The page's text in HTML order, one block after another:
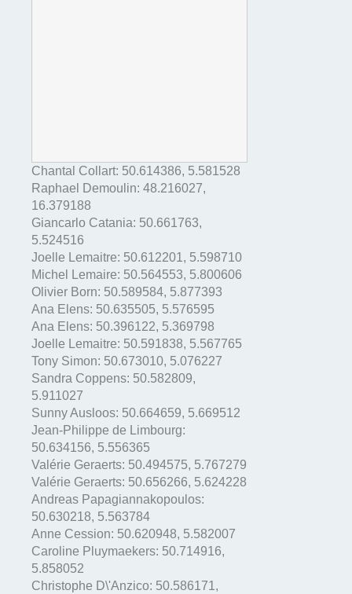
Chantal Collart: 50.614386, 5.581528
Raphael Demoulin: 48.216027,
16.379188
Giancarlo Catania: 50.661763,
5.524516
Joelle Lemaitre: 50.612201 , 5.598710
Michel Lemaire: 50.564553, 5.800606
Olivier Born: 50.589584, 5.877393
Ana Elens: 50.635505, 5.576595
Ana Elens: 50.396122, 5.369798
Joelle Lemaitre: 50.591838, 5.567765
Tony Simon: 50.673010, 5.076227
Sandra Coppens: 50.582809,
5.911027
Sunny Ausloos: 50.664659, 5.669512
Jean-Philippe de Limbourg:
50.634156, 5.556365
Valérie Geraerts: 50.494575, 5.767279
Valérie Geraerts: 50.656266, 5.624228
Andreas Papagiannakopoulos:
50.630218, 5.563784
Anne Cession: 50.620948, 5.582007
Caroline Pluymaekers: 50.714916,
5.858052
Christophe D\'Anzico: 50.586171 ,